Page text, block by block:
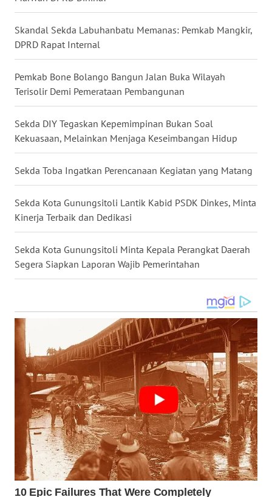
Skandal Sekda Labuhanbatu Memanas: Pemkab Mangkir,
DPRD Rapat Internal
Pemkab Bone Bolango Bangun Jalan Buka Wilayah
Terisolir Demi Pemerataan Pembangunan
Sekda DIY Tegaskan Kepemimpinan Bukan Soal
Kekuasaan, Melainkan Menjaga Keseimbangan Hidup
Sekda Toba Ingatkan Perencanaan Kegiatan yang Matang
Sekda Kota Gunungsitoli Lantik Kabid PSDK Dinkes, Minta
Kinerja Terbaik dan Dedikasi
Sekda Kota Gunungsitoli Minta Kepala Perangkat Daerah
Segera Siapkan Laporan Wajib Pemerintahan
WN
MALUKU
WN
MALUT
DAIRI
DANAU
TOBA
WN
NIAS
WN
LANGKAT
WN
TAPANULI
WN
TANJUNG
LESUNG
WN
KARO
WN
SIMALUNGUN